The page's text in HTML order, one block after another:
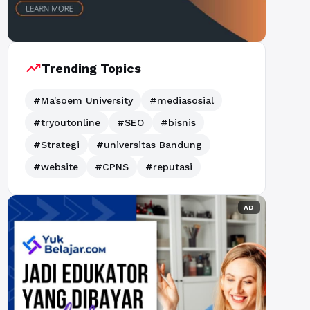
trending_upTrending Topics
#Ma'soem University
#mediasosial
#tryoutonline
#SEO
#bisnis
#Strategi
#universitas Bandung
#website
#CPNS #reputasi
AD